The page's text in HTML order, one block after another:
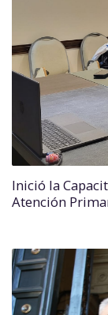
Inició la
Atención